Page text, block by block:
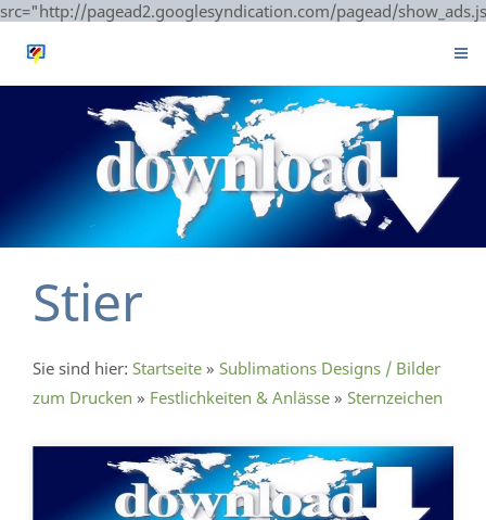
src="http://pagead2.googlesyndication.com/pagead/
Stier
Sie sind hier: Startseite » Sublimations Designs / Bilder
zum Drucken » Festlichkeiten & Anlässe » Sternzeichen